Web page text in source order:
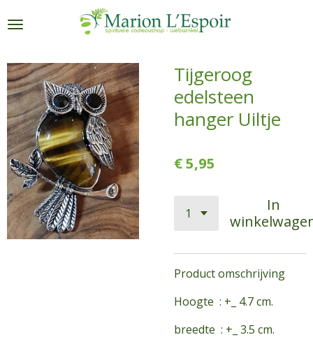
direct
de
hoofdinhoud
Tijgeroog
edelsteen
hanger Uiltje
€ 5,95
In
Product omschrijving
Hoogte : +_ 4.7 cm.
breedte : +_ 3.5 cm.